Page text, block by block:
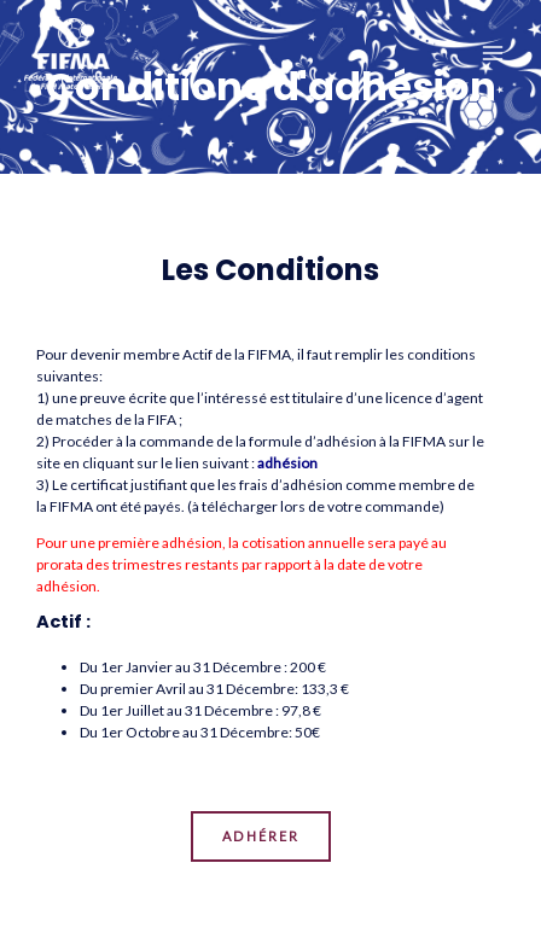
Aller
au
contenuConditions d'adhésion
Les Conditions
Pour devenir membre Actif de la FIFMA, il faut remplir les conditions
suivantes:
1) une preuve écrite que l’intéressé est titulaire d’une licence d’agent
de matches de la FIFA ;
2) Procéder à la commande de la formule d’adhésion à la FIFMA sur le
site en cliquant sur le lien suivant :adhésion
3) Le certificat justifiant que les frais d’adhésion comme membre de
la FIFMA ont été payés. (à télécharger lors de votre commande)
Pour une première adhésion, la cotisation annuelle sera payé au
prorata des trimestres restants par rapport à la date de votre
adhésion.
Actif :
Du 1er Janvier au 31 Décembre : 200 €
Du premier Avril au 31 Décembre: 133,3 €
Du 1er Juillet au 31 Décembre : 97,8 €
Du 1er Octobre au 31 Décembre: 50€
ADHÉRER